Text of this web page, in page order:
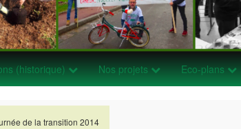
(historique) Nos projets Eco-plans
de la transition 2014